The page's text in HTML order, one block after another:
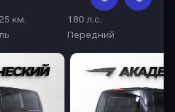
км.
180 л.с.
Передний